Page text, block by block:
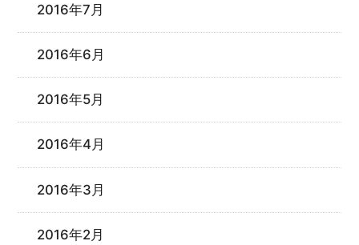
2016年7月
2016年6月
2016年5月
2016年4月
2016年3月
2016年2月